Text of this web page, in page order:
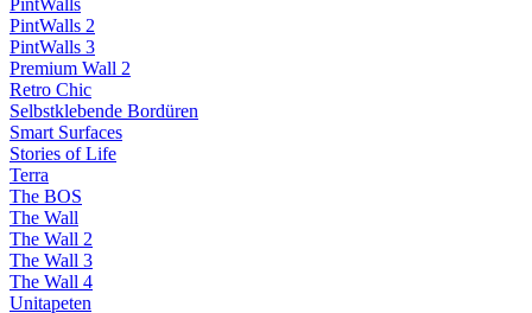
PintWalls
PintWalls 2
PintWalls 3
Premium Wall 2
Retro Chic
Selbstklebende Bordüren
Smart Surfaces
Stories of Life
Terra
The BOS
The Wall
The Wall 2
The Wall 3
The Wall 4
Unitapeten